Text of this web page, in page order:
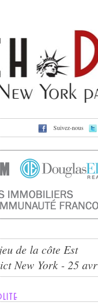
Suivez-nous
de la côte Est
New York - 25